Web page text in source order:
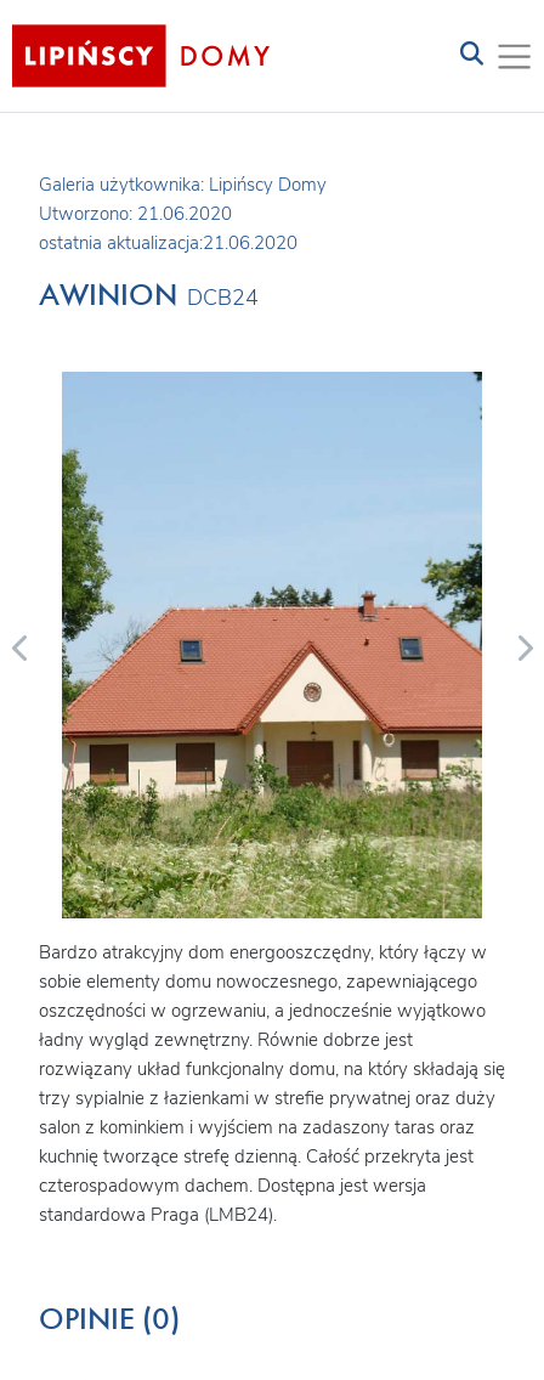
Galeria użytkownika: Lipińscy Domy
Utworzono: 21.06.2020
ostatnia aktualizacja:21.06.2020
AWINION DCB24
Bardzo atrakcyjny dom energooszczędny, który łączy w
sobie elementy domu nowoczesnego, zapewniającego
oszczędności w ogrzewaniu, a jednocześnie wyjątkowo
ładny wygląd zewnętrzny. Równie dobrze jest
rozwiązany układ funkcjonalny domu, na który składają się
trzy sypialnie z łazienkami w strefie prywatnej oraz duży
salon z kominkiem i wyjściem na zadaszony taras oraz
kuchnię tworzące strefę dzienną. Całość przekryta jest
czterospadowym dachem. Dostępna jest wersja
standardowa Praga (LMB24).
OPINIE (0)